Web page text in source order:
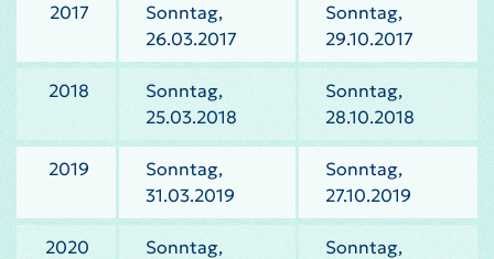
2017
Sonntag,
26.03.2017
Sonntag,
29.10.2017
2018
Sonntag,
25.03.2018
Sonntag,
28.10.2018
2019
Sonntag,
31.03.2019
Sonntag,
27.10.2019
2020
Sonntag,
Sonntag,